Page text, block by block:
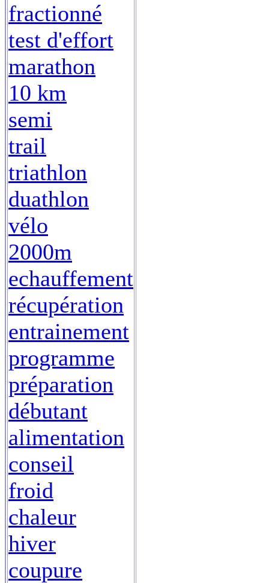
fractionné
test d'effort
marathon
10 km
semi
trail
triathlon
duathlon
vélo
2000m
echauffement
récupération
entrainement
programme
préparation
débutant
alimentation
conseil
froid
chaleur
hiver
coupure